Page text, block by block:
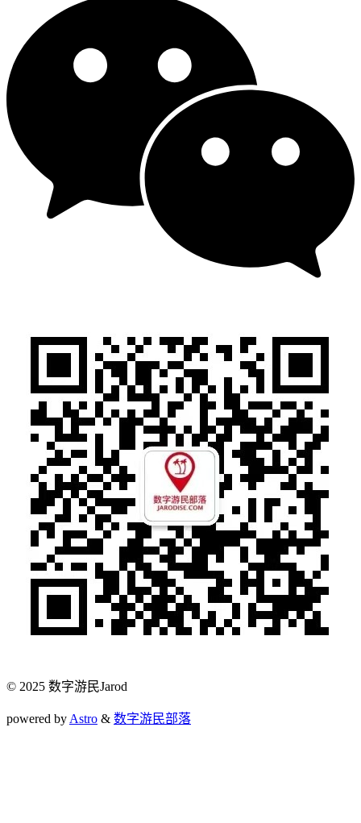
© 2025 数字游民Jarod
powered by Astro & 数字游民部落